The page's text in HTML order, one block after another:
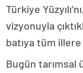
Türkiye
vizyonuyla
batıya tüm
Bugün tarımsal